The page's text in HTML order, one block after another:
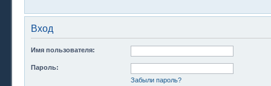
Вход
Имя пользователя:
Пароль:
Забыли пароль?